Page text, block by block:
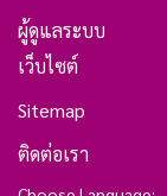
ผู้ดูแลระบบ
เว็บไซต์
Sitemap
ติดต่อเรา